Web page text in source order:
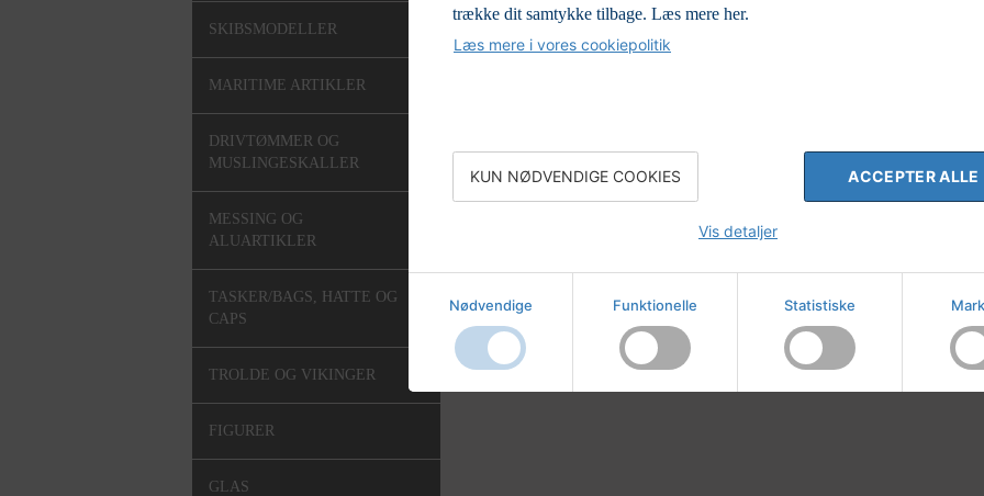
trække dit samtykke tilbage. Læs mere her.
Læs mere i vores cookiepolitik
KUN NØDVENDIGE COOKIES ACCEPTER ALLE
Vis detaljer
Nødvendige Funktionelle Statistiske
SKIBSMODELLER
MARITIME ARTIKLER
DRIVTØMMER OG
MUSLINGESKALLER
MESSING OG
ALUARTIKLER
TASKER/BAGS, HATTE OG
CAPS
TROLDE OG VIKINGER
FIGURER
GLAS